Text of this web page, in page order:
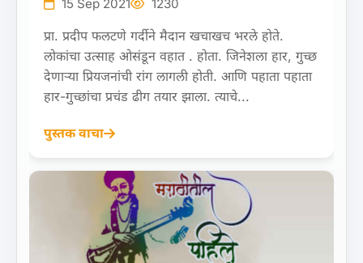
15 Sep 2021 1230
प्रा. प्रदीप फलटणे गर्दीने मैदान खचाखच भरले होते.
लोकांचा उत्साह ओसंडून वहात . होता. जिनेशला हार, गुच्छ
देणाऱ्या प्रियजनांची रांग लागली होती. आणि पहाता पहाता
हार-गुच्छांचा प्रचंड ढीग तयार झाला. त्याचे...
पुस्तक वाचा